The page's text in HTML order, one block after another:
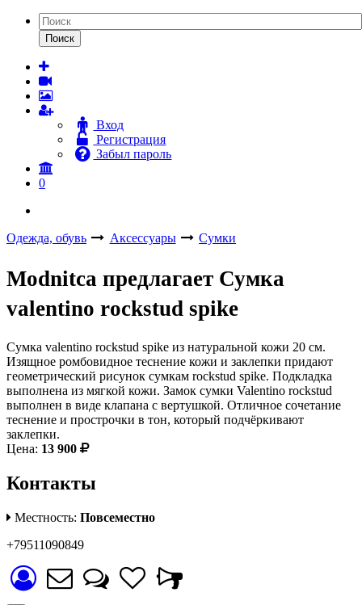
Поиск
Вход
Регистрация
Забыл пароль
0
Одежда, обувь Аксессуары Сумки
Modnitca предлагает Сумка
valentino rockstud spike
Сумка valentino rockstud spike из натуральной кожи 20 см.
Изящное ромбовидное теснение кожи и заклепки придают
геометрический рисунок сумкам rockstud spike. Подкладка
выполнена из мягкой кожи. Замок сумки Valentino rockstud
выполнен в виде клапана с вертушкой. Отличное сочетание
теснение и прострочки в тон, который подчёркивают
заклепки.
Цена: 13 900
Контакты
Местность: Повсеместно
+79511090849